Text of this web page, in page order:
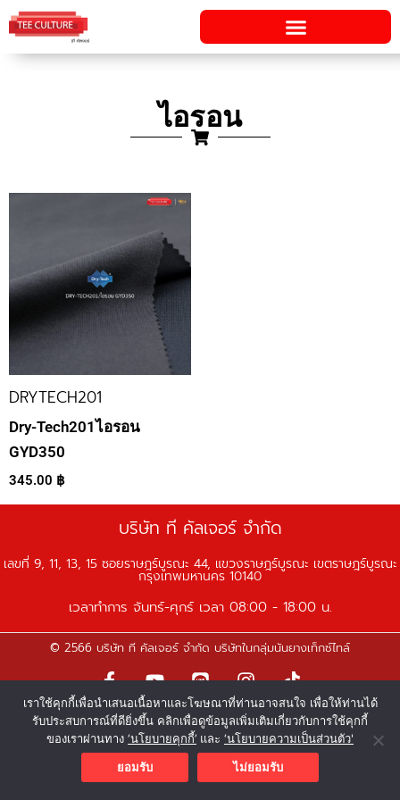
Skip
to
content
ไอรอน
DRYTECH201
Dry-Tech201ไอรอน
GYD350
345.00 ฿
บริษัท ที คัลเจอร์ จำกัด
เลขที่ 9, 11, 13, 15 ซอยราษฎร์บูรณะ 44, แขวงราษฎร์บูรณะ เขตราษฎร์บูรณะ
กรุงเทพมหานคร 10140
เวลาทำการ จันทร์-ศุกร์ เวลา 08:00 - 18:00 น.
© 2566 บริษัท ที คัลเจอร์ จำกัด บริษัทในกลุ่มนันยางเท็กซ์ไทล์
F
a
c
e
b
o
o
Y
o
u
t
u
e
L
i
n
e
I
n
s
t
a
g
r
T
i
k
t
o
เราใช้คุกกี้เพื่อนำเสนอเนื้อหาและโฆษณาที่ท่านอาจสนใจ เพื่อให้ท่านได้
รับประสบการณ์ที่ดียิ่งขึ้น คลิกเพื่อดูข้อมูลเพิ่มเติมเกี่ยวกับการใช้คุกกี้
ของเราผ่านทาง ‘นโยบายคุกกี้’ และ ‘นโยบายความเป็นส่วนตัว'
ยอมรับ
ไม่ยอมรับ